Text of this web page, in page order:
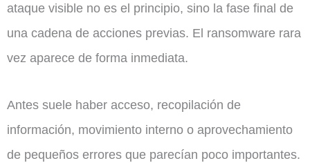
ataque visible no es el principio, sino la fase final de
una cadena de acciones previas. El ransomware rara
vez aparece de forma inmediata.
Antes suele haber acceso, recopilación de
información, movimiento interno o aprovechamiento
de pequeños errores que parecían poco importantes.